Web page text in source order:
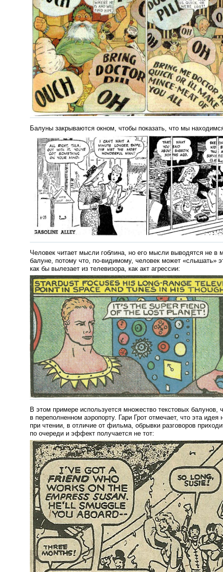
Балуны закрываются окном, чтобы показать, что мы
Человек читает мысли гоблина, но его мысли выводятся не в
балуне, потому что, по-видимому, человек может «слышать»
как бы вылезает из телевизора, как акт агрессии:
В этом примере используется множество текстовых балунов,
в переполненном аэропорту. Гари Грот отмечает, что эта идея
при чтении, в отличие от фильма, обрывки разговоров
по очереди и эффект получается не тот: